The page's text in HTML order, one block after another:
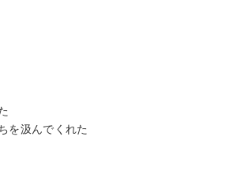
を汲んでくれた